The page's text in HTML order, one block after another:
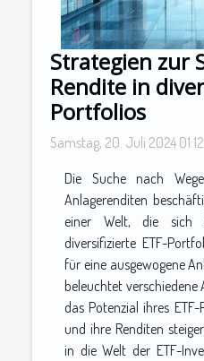
Strategien zur
Rendite in
Portfolios
Samstag, 20. Juli 2024 01:12
Die Suche nach
Anlagerenditen
einer Welt, die sich
diversifizierte ETF-
für eine ausgewogene
beleuchtet verschiedene
das Potenzial ihres
und ihre Renditen
in die Welt der ETF-